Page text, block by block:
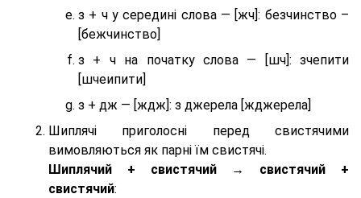
з + ч у середині слова — [жч]: безчинство –
[бежчинство]
з + ч на початку слова — [шч]: зчепити
[шчеипити]
з + дж — [ждж]: з джерела [жджерела]
Шиплячі приголосні перед свистячими
вимовляються як парні їм свистячі.
Шиплячий + свистячий → свистячий +
свистячий: